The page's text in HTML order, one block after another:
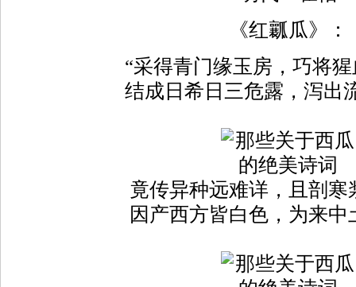
《红瓤瓜》：
“采得青门缘玉房，巧将
结成日希日三危露，泻出
竟传异种远难详，且剖寒
因产西方皆白色，为来中